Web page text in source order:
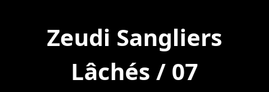
Zeudi Sangliers
Lâchés / 07